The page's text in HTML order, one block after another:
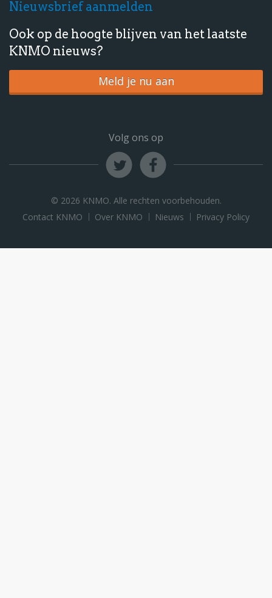
Nieuwsbrief aanmelden
Ook op de hoogte blijven van het laatste
KNMO nieuws?
Meld je nu aan
Volg ons op
© 2026 KNMO. Alle rechten voorbehouden.
Contact KNMO
Over KNMO Nieuws Privacy Policy